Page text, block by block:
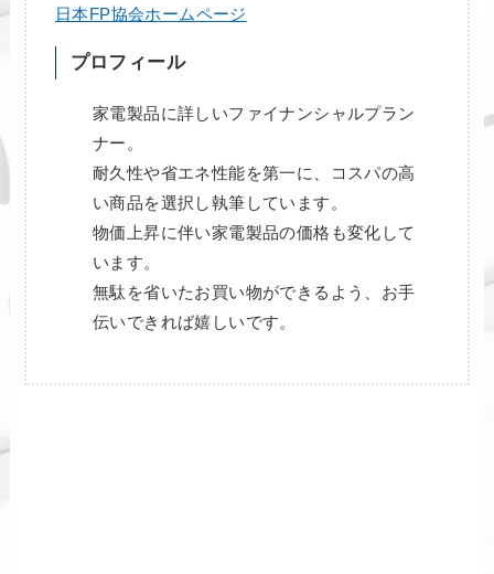
日本FP協会ホームページ
プロフィール
家電製品に詳しいファイナンシャルプラン
ナー。
耐久性や省エネ性能を第一に、コスパの高
い商品を選択し執筆しています。
物価上昇に伴い家電製品の価格も変化して
います。
無駄を省いたお買い物ができるよう、お手
伝いできれば嬉しいです。